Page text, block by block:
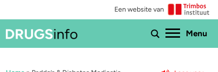
Een website van
Menu